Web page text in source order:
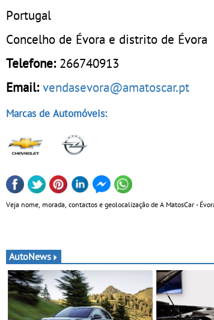
Portugal
Concelho de Évora e distrito de Évora
Telefone: 266740913
Email: vendasevora@amatoscar.pt
Marcas de Automóveis:
Veja nome, morada, contactos e geolocalização de A MatosCar -
AutoNews